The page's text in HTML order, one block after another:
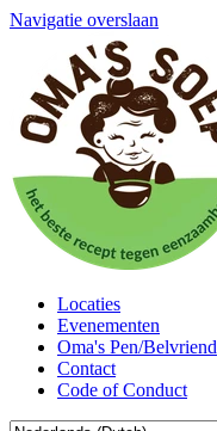
Navigatie overslaan
Locaties
Evenementen
Oma's Pen/Belvriend
Contact
Code of Conduct